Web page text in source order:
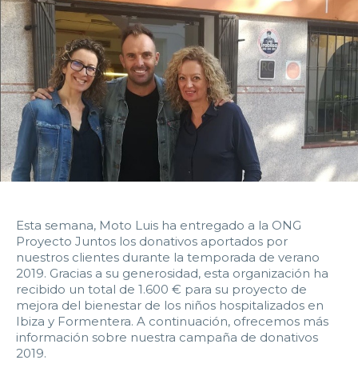
Esta semana, Moto Luis ha entregado a la ONG
Proyecto Juntos los donativos aportados por
nuestros clientes durante la temporada de verano
2019. Gracias a su generosidad, esta organización ha
recibido un total de 1.600 € para su proyecto de
mejora del bienestar de los niños hospitalizados en
Ibiza y Formentera. A continuación, ofrecemos más
información sobre nuestra campaña de donativos
2019.
14:00 14:30 15:00 15:30
16:00 16:30 17:00 17:30
18:00 18:30 19:00 19:30
20:00 20:30 21:00 21:30
22:00 22:30 23:30
Devolver vehículo:
Fecha y hora devolución:
0:00 0:30 1:00 1:30
2:00